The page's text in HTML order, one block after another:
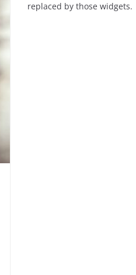
replaced by those widgets.